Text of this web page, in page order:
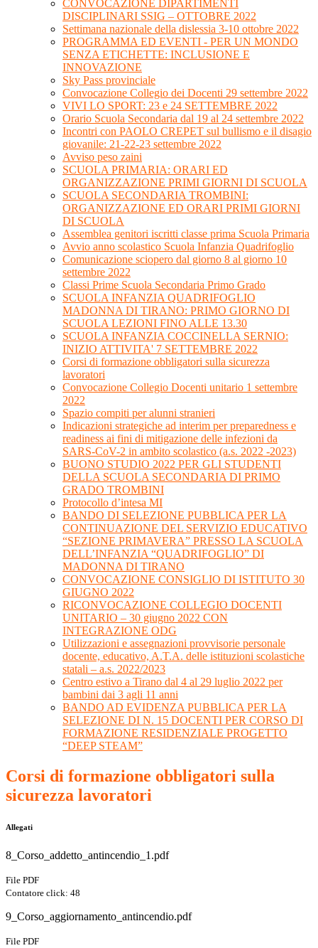
CONVOCAZIONE DIPARTIMENTI
DISCIPLINARI SSIG – OTTOBRE 2022
Settimana nazionale della dislessia 3-10 ottobre 2022
PROGRAMMA ED EVENTI - PER UN MONDO
SENZA ETICHETTE: INCLUSIONE E
INNOVAZIONE
Sky Pass provinciale
Convocazione Collegio dei Docenti 29 settembre 2022
VIVI LO SPORT: 23 e 24 SETTEMBRE 2022
Orario Scuola Secondaria dal 19 al 24 settembre 2022
Incontri con PAOLO CREPET sul bullismo e il disagio
giovanile: 21-22-23 settembre 2022
Avviso peso zaini
SCUOLA PRIMARIA: ORARI ED
ORGANIZZAZIONE PRIMI GIORNI DI SCUOLA
SCUOLA SECONDARIA TROMBINI:
ORGANIZZAZIONE ED ORARI PRIMI GIORNI
DI SCUOLA
Assemblea genitori iscritti classe prima Scuola Primaria
Avvio anno scolastico Scuola Infanzia Quadrifoglio
Comunicazione sciopero dal giorno 8 al giorno 10
settembre 2022
Classi Prime Scuola Secondaria Primo Grado
SCUOLA INFANZIA QUADRIFOGLIO
MADONNA DI TIRANO: PRIMO GIORNO DI
SCUOLA LEZIONI FINO ALLE 13.30
SCUOLA INFANZIA COCCINELLA SERNIO:
INIZIO ATTIVITA' 7 SETTEMBRE 2022
Corsi di formazione obbligatori sulla sicurezza
lavoratori
Convocazione Collegio Docenti unitario 1 settembre
2022
Spazio compiti per alunni stranieri
Indicazioni strategiche ad interim per preparedness e
readiness ai fini di mitigazione delle infezioni da
SARS-CoV-2 in ambito scolastico (a.s. 2022 -2023)
BUONO STUDIO 2022 PER GLI STUDENTI
DELLA SCUOLA SECONDARIA DI PRIMO
GRADO TROMBINI
Protocollo d’intesa MI
BANDO DI SELEZIONE PUBBLICA PER LA
CONTINUAZIONE DEL SERVIZIO EDUCATIVO
“SEZIONE PRIMAVERA” PRESSO LA SCUOLA
DELL’INFANZIA “QUADRIFOGLIO” DI
MADONNA DI TIRANO
CONVOCAZIONE CONSIGLIO DI ISTITUTO 30
GIUGNO 2022
RICONVOCAZIONE COLLEGIO DOCENTI
UNITARIO – 30 giugno 2022 CON
INTEGRAZIONE ODG
Utilizzazioni e assegnazioni provvisorie personale
docente, educativo, A.T.A. delle istituzioni scolastiche
statali – a.s. 2022/2023
Centro estivo a Tirano dal 4 al 29 luglio 2022 per
bambini dai 3 agli 11 anni
BANDO AD EVIDENZA PUBBLICA PER LA
SELEZIONE DI N. 15 DOCENTI PER CORSO DI
FORMAZIONE RESIDENZIALE PROGETTO
“DEEP STEAM”
Corsi di formazione obbligatori sulla
sicurezza lavoratori
Allegati
8_Corso_addetto_antincendio_1.pdf
File PDF
Contatore click: 48
9_Corso_aggiornamento_antincendio.pdf
File PDF